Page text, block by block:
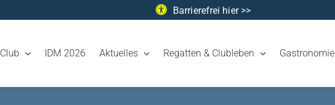
Barrierefrei hier >>
Club IDM 2026 Aktuelles Regatten & Clubleben Gastronomie